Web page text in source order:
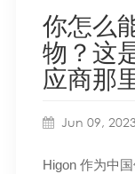
你怎么
物？这
应商那
Jun 09, 2023
Higon 作为中